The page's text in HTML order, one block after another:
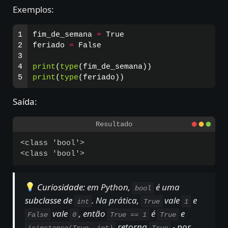
Exemplos:
1
2
3
4
fim_de_semana = True
feriado
= False
print( type( fim_de_semana))
print( type( feriado ))
Saída:
<class 'bool'>
Curiosidade:em Python, bool
é uma
subclasse de int . Na prática, True vale 1 e
False vale 0 , então True == 1 é True e